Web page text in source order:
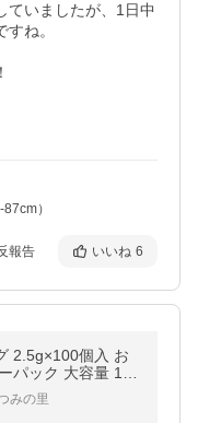
ていましたが、1日中
ね。
）
報告 いいね 6
2.5g×100個入 お
パック 大容量 100
水出し茶 業務用
みの里